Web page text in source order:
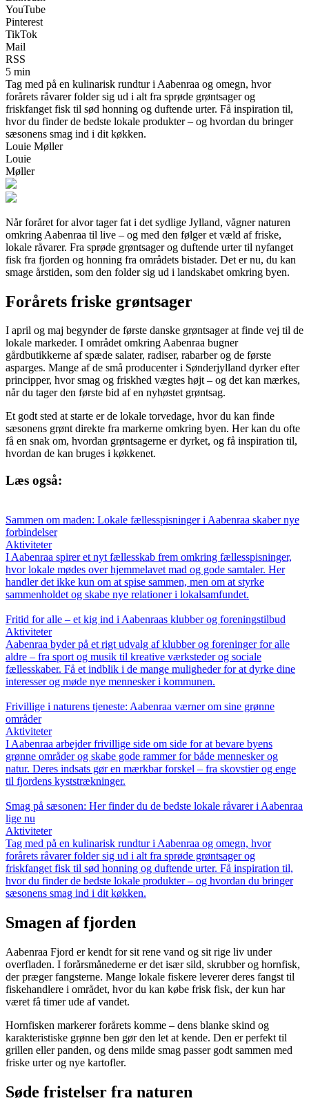
YouTube
Pinterest
TikTok
Mail
RSS
5 min
Tag med på en kulinarisk rundtur i Aabenraa og omegn, hvor
forårets råvarer folder sig ud i alt fra sprøde grøntsager og
friskfanget fisk til sød honning og duftende urter. Få inspiration til,
hvor du finder de bedste lokale produkter – og hvordan du bringer
sæsonens smag ind i dit køkken.
Louie Møller
Louie
Møller
Når foråret for alvor tager fat i det sydlige Jylland, vågner naturen
omkring Aabenraa til live – og med den følger et væld af friske,
lokale råvarer. Fra sprøde grøntsager og duftende urter til nyfanget
fisk fra fjorden og honning fra områdets bistader. Det er nu, du kan
smage årstiden, som den folder sig ud i landskabet omkring byen.
Forårets friske grøntsager
I april og maj begynder de første danske grøntsager at finde vej til de
lokale markeder. I området omkring Aabenraa bugner
gårdbutikkerne af spæde salater, radiser, rabarber og de første
asparges. Mange af de små producenter i Sønderjylland dyrker efter
principper, hvor smag og friskhed vægtes højt – og det kan mærkes,
når du tager den første bid af en nyhøstet grøntsag.
Et godt sted at starte er de lokale torvedage, hvor du kan finde
sæsonens grønt direkte fra markerne omkring byen. Her kan du ofte
få en snak om, hvordan grøntsagerne er dyrket, og få inspiration til,
hvordan de kan bruges i køkkenet.
Læs også:
Sammen om maden: Lokale fællesspisninger i Aabenraa skaber nye
forbindelser
Aktiviteter
I Aabenraa spirer et nyt fællesskab frem omkring fællesspisninger,
hvor lokale mødes over hjemmelavet mad og gode samtaler. Her
handler det ikke kun om at spise sammen, men om at styrke
sammenholdet og skabe nye relationer i lokalsamfundet.
Fritid for alle – et kig ind i Aabenraas klubber og foreningstilbud
Aktiviteter
Aabenraa byder på et rigt udvalg af klubber og foreninger for alle
aldre – fra sport og musik til kreative værksteder og sociale
fællesskaber. Få et indblik i de mange muligheder for at dyrke dine
interesser og møde nye mennesker i kommunen.
Frivillige i naturens tjeneste: Aabenraa værner om sine grønne
områder
Aktiviteter
I Aabenraa arbejder frivillige side om side for at bevare byens
grønne områder og skabe gode rammer for både mennesker og
natur. Deres indsats gør en mærkbar forskel – fra skovstier og enge
til fjordens kyststrækninger.
Smag på sæsonen: Her finder du de bedste lokale råvarer i Aabenraa
lige nu
Aktiviteter
Tag med på en kulinarisk rundtur i Aabenraa og omegn, hvor
forårets råvarer folder sig ud i alt fra sprøde grøntsager og
friskfanget fisk til sød honning og duftende urter. Få inspiration til,
hvor du finder de bedste lokale produkter – og hvordan du bringer
sæsonens smag ind i dit køkken.
Smagen af fjorden
Aabenraa Fjord er kendt for sit rene vand og sit rige liv under
overfladen. I forårsmånederne er det især sild, skrubber og hornfisk,
der præger fangsterne. Mange lokale fiskere leverer deres fangst til
fiskehandlere i området, hvor du kan købe frisk fisk, der kun har
været få timer ude af vandet.
Hornfisken markerer forårets komme – dens blanke skind og
karakteristiske grønne ben gør den let at kende. Den er perfekt til
grillen eller panden, og dens milde smag passer godt sammen med
friske urter og nye kartofler.
Søde fristelser fra naturen